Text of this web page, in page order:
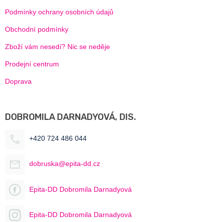
Podmínky ochrany osobních údajů
Obchodní podmínky
Zboží vám nesedí? Nic se neděje
Prodejní centrum
Doprava
DOBROMILA DARNADYOVÁ, DIS.
+420 724 486 044
dobruska@epita-dd.cz
Epita-DD Dobromila Darnadyová
Epita-DD Dobromila Darnadyová